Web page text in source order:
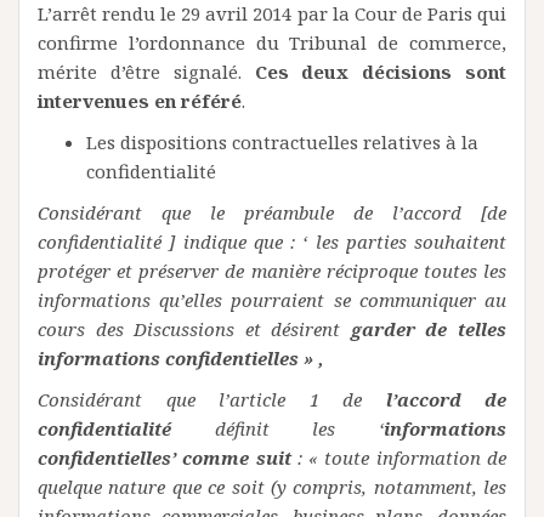
L’arrêt rendu le 29 avril 2014 par la Cour de Paris qui
confirme l’ordonnance du Tribunal de commerce,
mérite d’être signalé. Ces deux décisions sont
intervenues en référé.
Les dispositions contractuelles relatives à la
confidentialité
Considérant que le préambule de l’accord [de
confidentialité ] indique que : ‘ les parties souhaitent
protéger et préserver de manière réciproque toutes les
informations qu’elles pourraient se communiquer au
cours des Discussions et désirent garder de telles
informations confidentielles » ,
Considérant que l’article 1 de l’accord de
confidentialitédéfinit les ‘informations
confidentielles’ comme suit : « toute information de
quelque nature que ce soit (y compris, notamment, les